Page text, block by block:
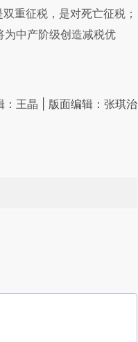
重征税，是对死亡征税；
为中产阶级创造减税优
：王晶 | 版面编辑：张琪治